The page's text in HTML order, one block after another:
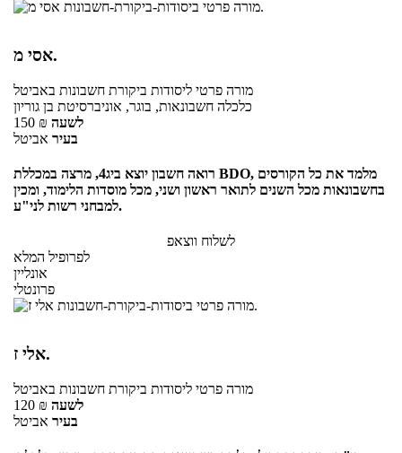
אסי מ.
מורה פרטי ליסודות ביקורת חשבונות באביטל
כלכלה חשבונאות, בוגר, אוניברסיטת בן גוריון
150 ₪ לשעה
בעיר אביטל
רואה חשבון יוצא ביג4, מרצה במכללת BDO, מלמד את כל הקורסים
בחשבונאות מכל השנים לתואר ראשון ושני, מכל מוסדות הלימוד, ומכין
למבחני רשות לני"ע.
לשלוח ווצאפ
לפרופיל המלא
אונליין
פרונטלי
אלי ז.
מורה פרטי ליסודות ביקורת חשבונות באביטל
120 ₪ לשעה
בעיר אביטל